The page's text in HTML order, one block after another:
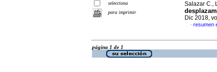
selecciona
para imprimir
Salazar C.,
Dic 2018,
· resumen
página 1 de 1